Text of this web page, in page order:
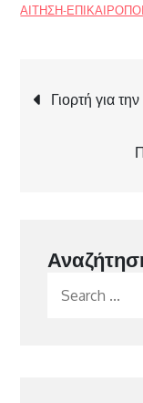
ΑΙΤΗΣΗ-
Γιορτή για